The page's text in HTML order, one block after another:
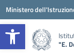
Apri la
Vai ai contenuti
Vai al menu di
Vai al footer
Ministero
"E.